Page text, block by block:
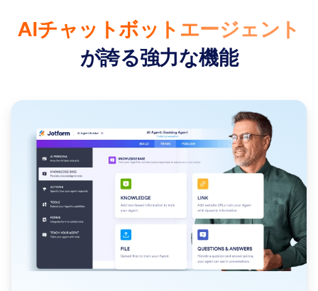
AIチャットボットエージェント
が誇る強力な機能